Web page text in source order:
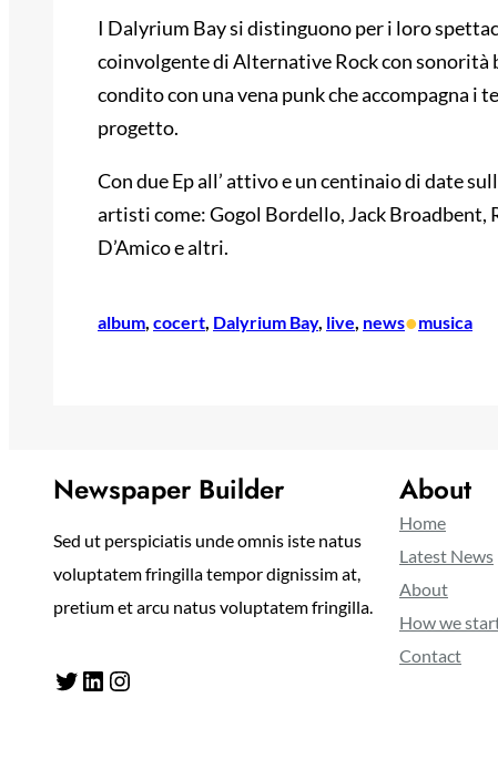
I Dalyrium Bay si distinguono per i loro
coinvolgente di Alternative Rock con
condito con una vena punk che accompagna i
progetto.
Con due Ep all’ attivo e un centinaio di date
artisti come: Gogol Bordello, Jack Broadbent,
D’Amico e altri.
album, cocert, Dalyrium Bay, live, news•musica
Newspaper Builder
Sed ut perspiciatis unde omnis iste natus
voluptatem fringilla tempor dignissim at,
pretium et arcu natus voluptatem fringilla.
Twitter LinkedIn Instagram
About
Home
Latest News
About
How we
Contact